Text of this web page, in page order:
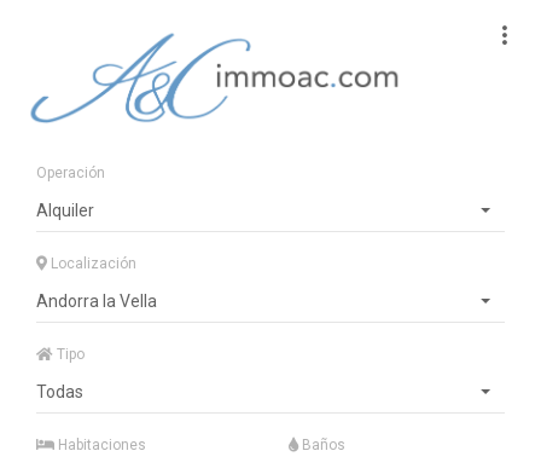
Operación
Alquiler
Localización
Andorra la Vella
Tipo
Todas
Habitaciones Baños